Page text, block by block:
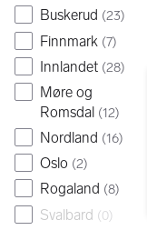
Buskerud (23)
Finnmark (7)
Innlandet (28)
Møre og
Romsdal (12)
Nordland (16)
Oslo (2)
Rogaland (8)
Svalbard (0)